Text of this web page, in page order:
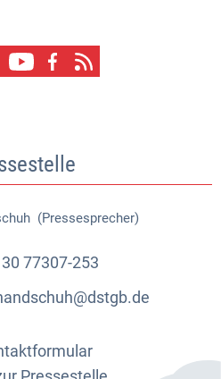
(Pressesprecher)
Alexander Handschuh
77307-253